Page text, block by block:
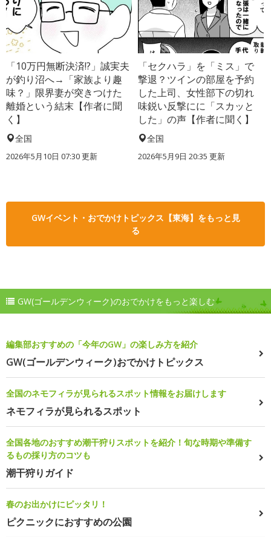
「10万円無断決済!?」誠実夫
が釣り沼へ→「家族より趣
味？」限界妻が突きつけた
離婚という結末【作者に聞
く】
全国
2026年5月10日 07:30 更新
「セクハラ」を「ミス」で
撃退？ツインの部屋を予約
した上司、女性部下の切れ
味鋭い反撃にに「スカッと
した」の声【作者に聞く】
全国
2026年5月9日 20:35 更新
GWイベント・おでかけトピックス【東海】をもっと見
る
GW(ゴールデンウィーク)のおでかけをもっと楽しむ
編集部おすすめの「今年のGW」の楽しみ方を紹介
GW(ゴールデンウィーク)おでかけトピックス
全国のネモフィラが見られるスポット情報をお届けします
ネモフィラが見られるスポット
全国各地のおすすめ潮干狩りスポットを紹介！旬な時期や準備す
るもの採り方のコツも
潮干狩りガイド
春のお出かけにピッタリ！
ピクニックにおすすめの公園